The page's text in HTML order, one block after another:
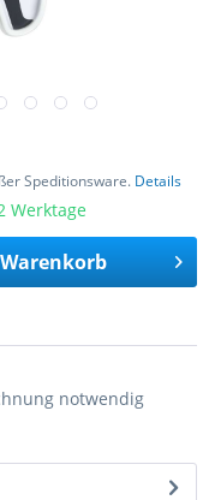
Speditionsware. Details
Werktage
Warenkorb
notwendig